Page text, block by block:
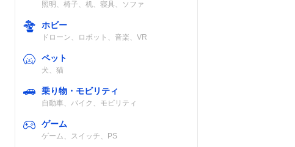
照明、椅子、机、寝具、ソファ
ホビー
ドローン、ロボット、音楽、VR
ペット
犬、猫
乗り物・モビリティ
自動車、バイク、モビリティ
ゲーム
ゲーム、スイッチ、PS